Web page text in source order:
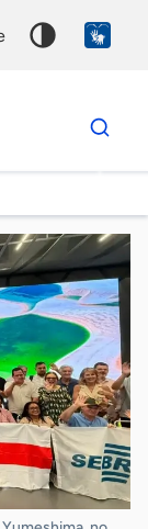
Dados
para
chave